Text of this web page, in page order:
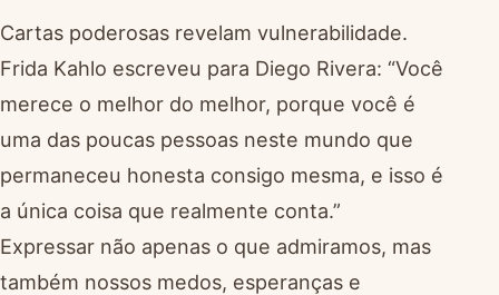
Cartas poderosas revelam vulnerabilidade.
Frida Kahlo escreveu para Diego Rivera: “Você
merece o melhor do melhor, porque você é
uma das poucas pessoas neste mundo que
permaneceu honesta consigo mesma, e isso é
a única coisa que realmente conta.”
Expressar não apenas o que admiramos, mas
também nossos medos, esperanças e